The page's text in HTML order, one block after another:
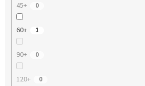
45+ 0
60+ 1
90+ 0
120+ 0